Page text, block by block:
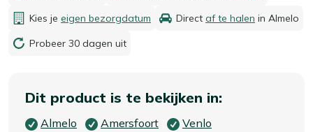
Kies je eigen bezorgdatum Direct af te halen in Almelo
Probeer 30 dagen uit
Dit product is te bekijken in:
Almelo Amersfoort
Venlo